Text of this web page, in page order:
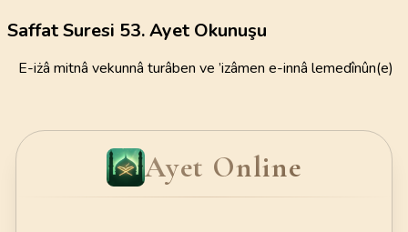
Saffat Suresi 53. Ayet Okunuşu
E-iżâ mitnâ vekunnâ turâben ve ’izâmen e-innâ lemedînûn(e)
Ayet Online